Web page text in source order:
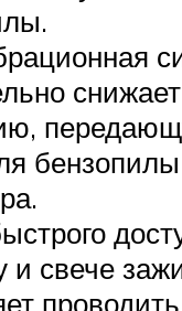
снижает
и свече
проводить